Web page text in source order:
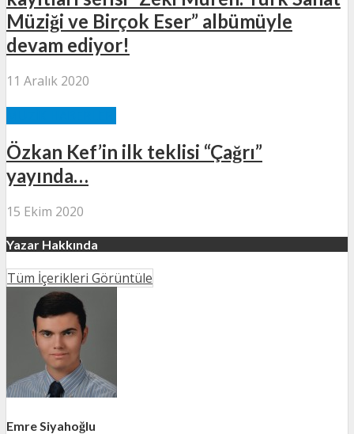
Müziği ve Birçok Eser” albümüyle
devam ediyor!
11 Aralık 2020
Özkan Kef’in ilk teklisi “Çağrı”
yayında…
15 Ekim 2020
Yazar Hakkında
Tüm İçerikleri Görüntüle
Emre Siyahoğlu